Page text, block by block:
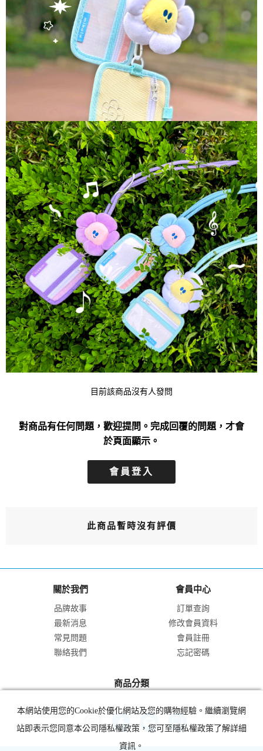
目前該商品沒有人發問
對商品有任何問題，歡迎提問。完成回覆的問題，才會
於頁面顯示。
會員登入
此商品暫時沒有評價
關於我們
品牌故事
最新消息
常見問題
聯絡我們
會員中心
訂單查詢
修改會員資料
會員註冊
忘記密碼
商品分類
本網站使用您的Cookie於優化網站及您的購物經驗。繼續瀏覽網
站即表示您同意本公司隱私權政策，您可至隱私權政策了解詳細
資訊。